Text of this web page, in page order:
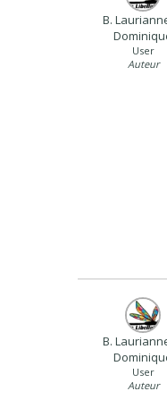
B.
User
Auteur
B.
User
Auteur